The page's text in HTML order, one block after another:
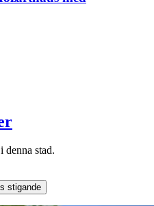
denna stad.
stigande